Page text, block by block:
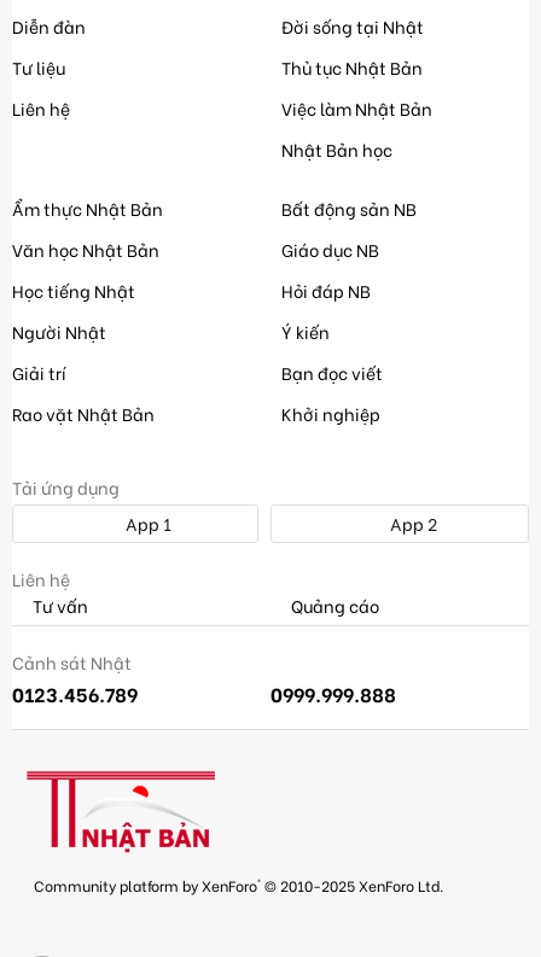
Diễn đàn
Tư liệu
Liên hệ
Đời sống tại Nhật
Thủ tục Nhật Bản
Việc làm Nhật Bản
Nhật Bản học
Ẩm thực Nhật Bản
Văn học Nhật Bản
Học tiếng Nhật
Người Nhật
Giải trí
Rao vặt Nhật Bản
Bất động sản NB
Giáo dục NB
Hỏi đáp NB
Ý kiến
Bạn đọc viết
Khởi nghiệp
Tải ứng dụng
App 1
App 2
Liên hệ
Tư vấn
Quảng cáo
Cảnh sát Nhật
0123.456.789 0999.999.888
Community platform by XenForo® © 2010-2025 XenForo Ltd.